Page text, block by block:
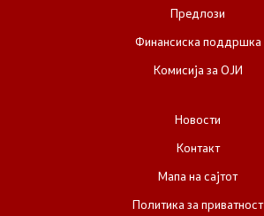
Предлози по години
Предлози
Финансиска поддршка
Комисија за ОЈИ
Новости
Контакт
Мапа на сајтот
Политика за приватност